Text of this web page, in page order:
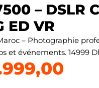
– DSLR
ED VR
– Photographie
et événements. 14999